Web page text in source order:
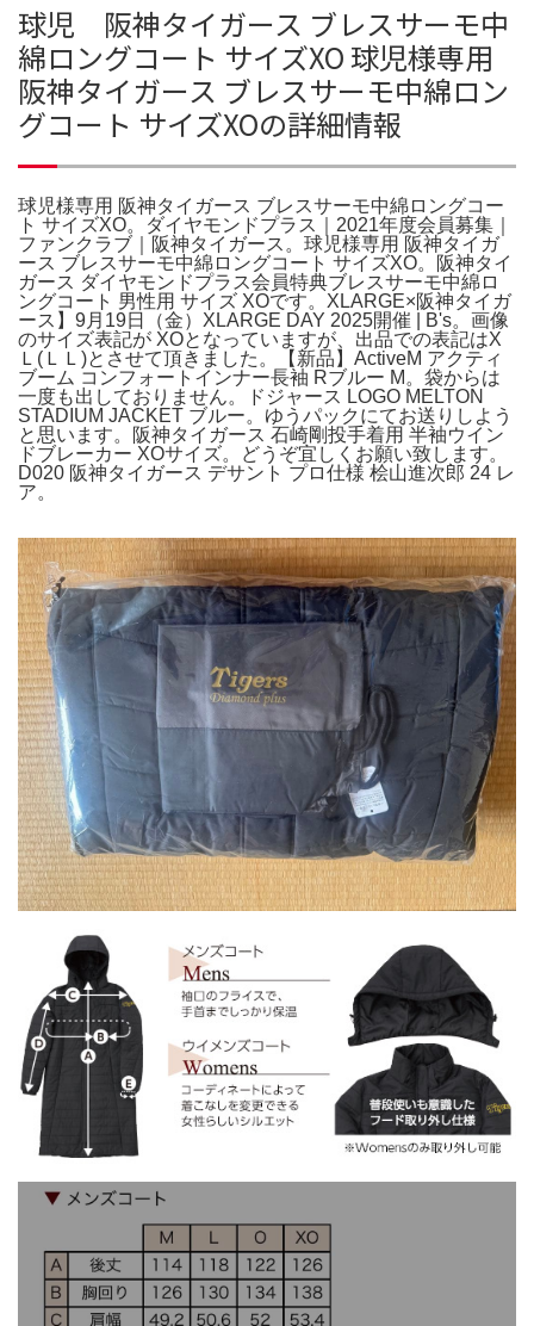
球児 阪神タイガース ブレスサーモ中
綿ロングコート サイズXO 球児様専用
阪神タイガース ブレスサーモ中綿ロン
グコート サイズXOの詳細情報
球児様専用 阪神タイガース ブレスサーモ中綿ロングコー
ト サイズXO。ダイヤモンドプラス｜2021年度会員募集｜
ファンクラブ｜阪神タイガース。球児様専用 阪神タイガ
ース ブレスサーモ中綿ロングコート サイズXO。阪神タイ
ガース ダイヤモンドプラス会員特典ブレスサーモ中綿ロ
ングコート 男性用 サイズ XOです。XLARGE×阪神タイガ
ース】9月19日（金）XLARGE DAY 2025開催 | B's。画像
のサイズ表記が XOとなっていますが、出品での表記はX
Ｌ(ＬＬ)とさせて頂きました。【新品】ActiveM アクティ
ブーム コンフォートインナー長袖 Rブルー M。袋からは
一度も出しておりません。ドジャース LOGO MELTON
STADIUM JACKET ブルー。ゆうパックにてお送りしよう
と思います。阪神タイガース 石崎剛投手着用 半袖ウイン
ドブレーカー XOサイズ。どうぞ宜しくお願い致します。
D020 阪神タイガース デサント プロ仕様 桧山進次郎 24 レ
ア。